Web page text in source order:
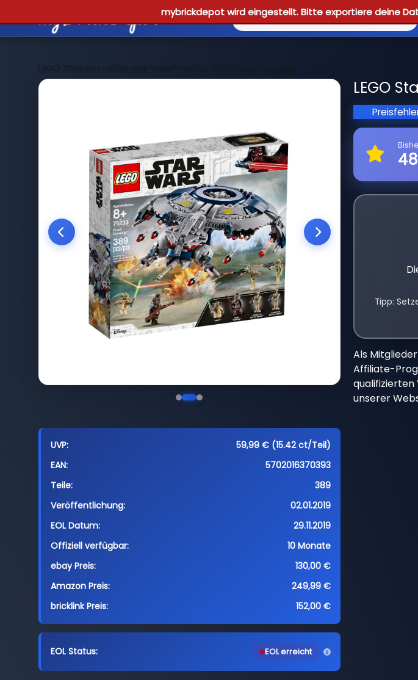
mybrickdepot wird eingestellt. Bitte exportiere deine
LEGO Themen >LEGO Star Wars™>LEGO 75233 Droid Gunship
UVP:
59,99 € (15.42 ct/Teil)
EAN:
5702016370393
Teile:
389
Veröffentlichung:
02.01.2019
EOL Datum:
29.11.2019
Offiziell verfügbar:
10 Monate
ebay Preis:
130,00 €
Amazon Preis:
249,99 €
bricklink Preis:
152,00 €
EOL Status: EOL erreicht
LEGO
Tipp:
Als
Affiliate-
qualifizierten
unserer